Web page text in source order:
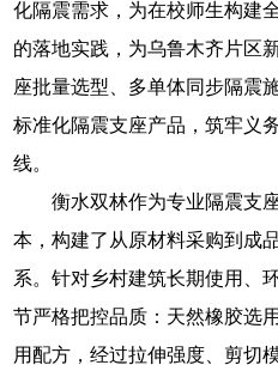
化隔震需求，为在校师生构建
的落地实践，为乌鲁木齐片区
座批量选型、多单体同步隔震
标准化隔震支座产品，筑牢义
线。
衡水双林作为专业隔震支
本，构建了从原材料采购到成
系。针对乡村建筑长期使用、
节严格把控品质：天然橡胶选
用配方，经过拉伸强度、剪切